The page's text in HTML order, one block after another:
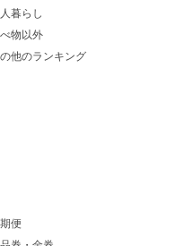
暮らし
物以外
他のランキング
便